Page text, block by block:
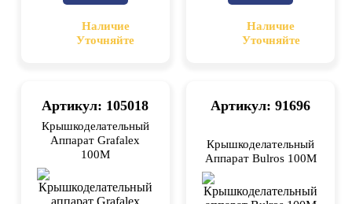
Наличие
Уточняйте
Наличие
Уточняйте
Артикул: 105018
Крышкоделательный
Аппарат Grafalex
100M
Артикул: 91696
Крышкоделательный
Аппарат Bulros 100M